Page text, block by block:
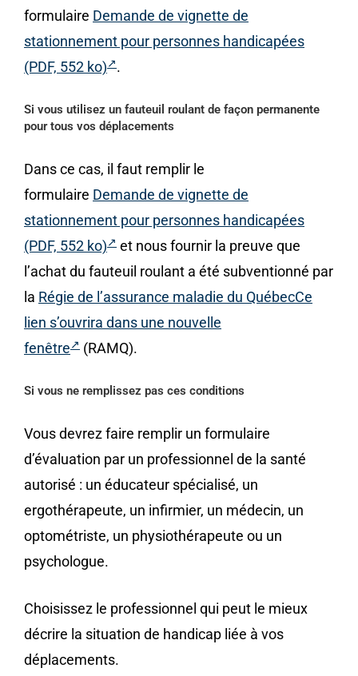
formulaire Demande de vignette de
stationnement pour personnes handicapées
(PDF, 552 ko)
.
Si vous utilisez un fauteuil roulant de façon permanente
pour tous vos déplacements
Dans ce cas, il faut remplir le
formulaire Demande de vignette de
stationnement pour personnes handicapées
(PDF, 552 ko)
et nous fournir la preuve que
l’achat du fauteuil roulant a été subventionné par
la Régie de l’assurance maladie du QuébecCe
lien s’ouvrira dans une nouvelle
fenêtre
(RAMQ).
Si vous ne remplissez pas ces conditions
Vous devrez faire remplir un formulaire
d’évaluation par un professionnel de la santé
autorisé : un éducateur spécialisé, un
ergothérapeute, un infirmier, un médecin, un
optométriste, un physiothérapeute ou un
psychologue.
Choisissez le professionnel qui peut le mieux
décrire la situation de handicap liée à vos
déplacements.